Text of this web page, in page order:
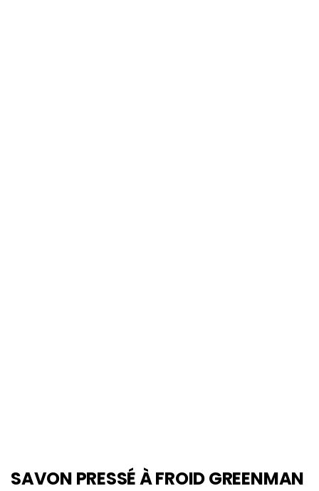
SAVON PRESSÉ À FROID GREENMAN